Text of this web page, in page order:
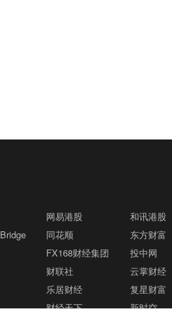
网易港股 和讯港股
同花顺 东方财富
FX168财经集团
投中网
财联社
云掌财经
乐居财经
复星财富
财经天下
新时空